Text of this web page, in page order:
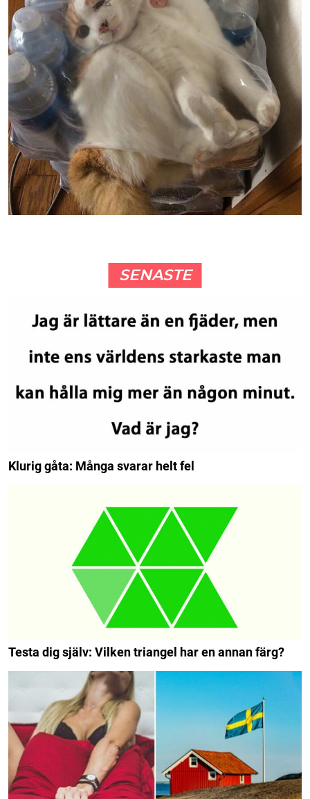
SENASTE
Klurig gåta: Många svarar helt fel
Testa dig själv: Vilken triangel har en annan färg?